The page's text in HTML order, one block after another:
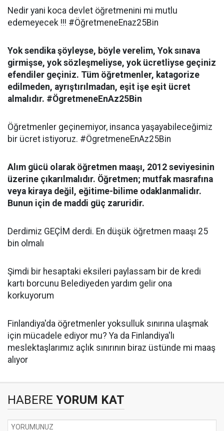
Nedir yani koca devlet öğretmenini mi mutlu
edemeyecek !!! #ÖğretmeneEnaz25Bin
Yok sendika şöyleyse, böyle verelim, Yok sınava
girmişse, yok sözleşmeliyse, yok ücretliyse geçiniz
efendiler geçiniz. Tüm öğretmenler, katagorize
edilmeden, ayrıştırılmadan, eşit işe eşit ücret
almalıdır. #ÖgretmeneEnAz25Bin
Öğretmenler geçinemiyor, insanca yaşayabileceğimiz
bir ücret istiyoruz. #ÖgretmeneEnAz25Bin
Alım gücü olarak öğretmen maaşı, 2012 seviyesinin
üzerine çıkarılmalıdır. Öğretmen; mutfak masrafına
veya kiraya değil, eğitime-bilime odaklanmalidır.
Bunun için de maddi güç zaruridir.
Derdimiz GEÇİM derdi. En düşük öğretmen maaşı 25
bin olmalı
Şimdi bir hesaptaki eksileri paylassam bir de kredi
kartı borcunu Belediyeden yardım gelir ona
korkuyorum
Finlandiya'da öğretmenler yoksulluk sınırına ulaşmak
için mücadele ediyor mu? Ya da Finlandiya'lı
meslektaşlarımız açlık sınırının biraz üstünde mi maaş
alıyor
HABERE YORUM KAT